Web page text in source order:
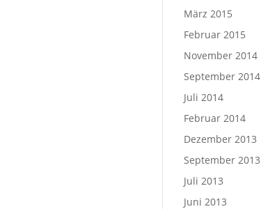
März 2015
Februar 2015
November 2014
September 2014
Juli 2014
Februar 2014
Dezember 2013
September 2013
Juli 2013
Juni 2013